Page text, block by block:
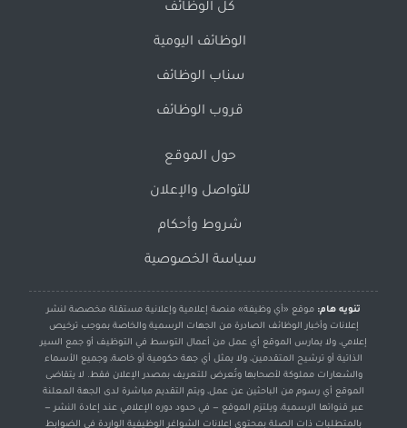
كل الوظائف
الوظائف اليومية
سناب الوظائف
قروب الوظائف
حول الموقع
للتواصل والإعلان
شروط وأحكام
سياسة الخصوصية
تنويه هام: موقع «أي وظيفة» منصة إعلامية وإعلانية مستقلة مخصصة لنشر
إعلانات وأخبار الوظائف الصادرة من الجهات الرسمية والخاصة بموجب ترخيص
إعلامي، ولا يمارس الموقع أي عمل من أعمال التوسط في التوظيف أو جمع السير
الذاتية أو ترشيح المتقدمين، ولا يمثل أي جهة حكومية أو خاصة، وجميع الأسماء
والشعارات مملوكة لأصحابها وتُعرض للتعريف بمصدر الإعلان فقط. لا يتقاضى
الموقع أي رسوم من الباحثين عن عمل، ويتم التقديم مباشرة لدى الجهة المعلنة
عبر قنواتها الرسمية، ويلتزم الموقع — في حدود دوره الإعلامي عند إعادة النشر —
بالمتطلبات ذات الصلة بمحتوى إعلانات الشواغر الوظيفية الواردة في الضوابط